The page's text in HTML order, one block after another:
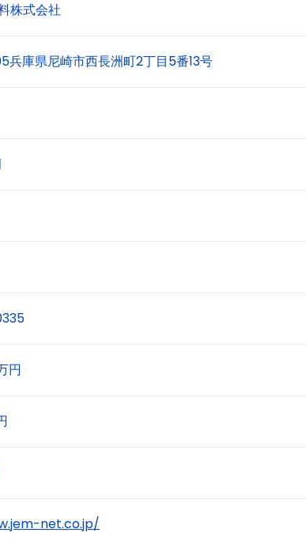
株式会社
庫県尼崎市西長洲町2丁目5番13号
円
net.co.jp/